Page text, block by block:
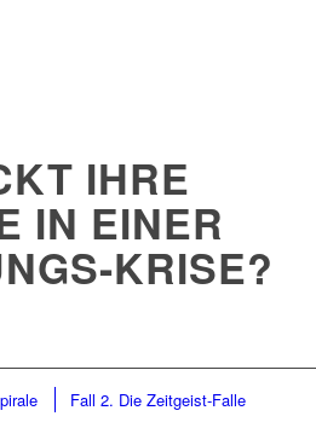
IHRE
IN EINER
KRISE?
Fall 2. Die Zeitgeist-Falle